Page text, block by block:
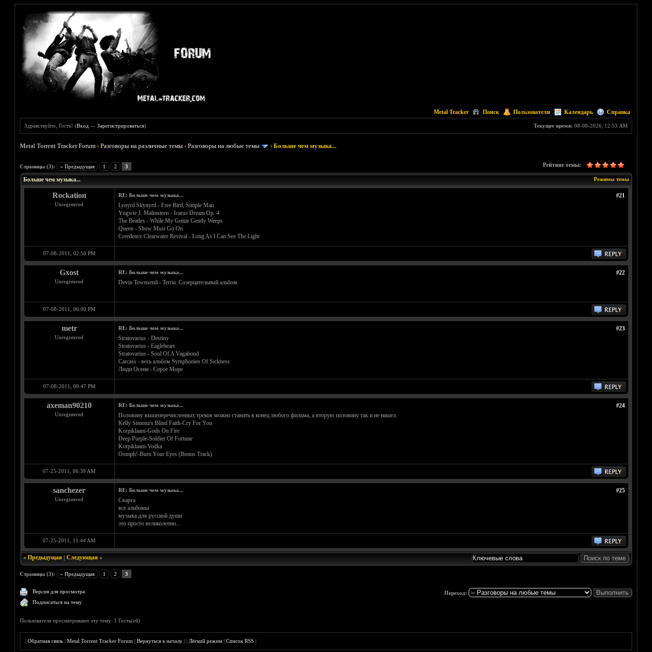
Metal Tracker Поиск Пользователи Календарь Справка
Текущее время: 08-08-2026, 12:53 AM
Здравствуйте, Гость! (Вход —Зарегистрироваться)
Metal Torrent Tracker Forum ›Разговоры на различные темы ›Разговоры на любые темы ›Больше чем музыка...
Страницы (3): « Предыдущая 1 2 3 Рейтинг темы:
Голосов: 1 - Средняя оценка: 5
1
2
3
4
5
Режимы темы
Больше чем музыка...
Rockation
Unregistered
#21
RE: Больше чем музыка...
Lynyrd Skynyrd - Free Bird, Simple Man
Yngwie J. Malmsteen - Icarus Dream Op. 4
The Beatles - While My Guitar Gently Weeps
Queen - Show Must Go On
Creedence Clearwater Revival - Long As I Can See The Light
07-08-2011, 02:50 PM
Gxost
Unregistered
#22
RE: Больше чем музыка...
Devin Townsend - Terria. Созерцательный альбом.
07-08-2011, 06:00 PM
metr
Unregistered
#23
RE: Больше чем музыка...
Stratovarius - Destiny
Stratovarius - Eagleheart
Stratovarius - Soul Of A Vagabond
Carcass - весь альбом Symphonies Of Sickness
Люди Осени - Серое Море
07-08-2011, 09:47 PM
axeman90210
Unregistered
#24
RE: Больше чем музыка...
Половину вышеперечисленных треков можно ставить в конец любого фильма, а вторую половину так и не нашел.
Kelly Simonz's Blind Faith-Cry For You
Korpiklaani-Gods On Fire
Deep Purple-Soldier Of Fortune
Korpiklaani-Vodka
Oomph!-Burn Your Eyes (Bonus Track)
07-25-2011, 06:39 AM
sanchezer
Unregistered
#25
RE: Больше чем музыка...
Сварга
все альбомы
музыка для русской души
это просто великолепно...
07-25-2011, 11:44 AM
« Предыдущая| Следующая»
Страницы (3): « Предыдущая 1 2 3
Версия для просмотра
Подписаться на тему
Переход:
Пользователи просматривают эту тему: 1 Гость(ей)
|Обратная связь |Metal Torrent Tracker Forum |Вернуться к началу ||Лёгкий режим |Список RSS |